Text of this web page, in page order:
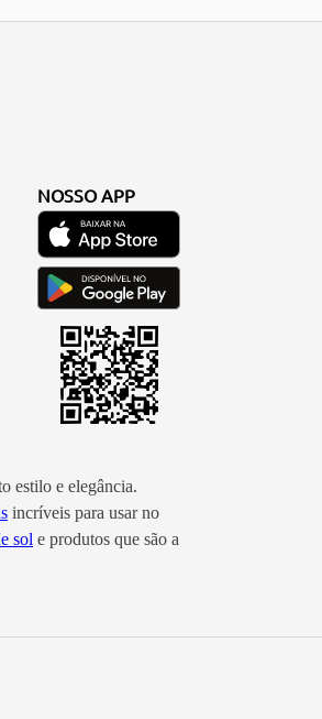
NOSSO APP
estilo e elegância.
incríveis para usar no
sol e produtos que são a